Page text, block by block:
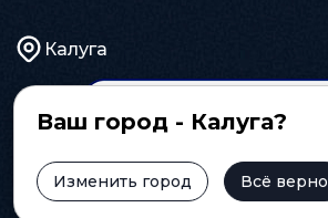
Калуга
Ваш город - Калуга?
Изменить город Всё верно
Главная Афиша